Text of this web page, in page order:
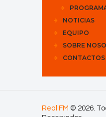
NOTICIAS
EQUIPO
SOBRE
CONTACTOS
Real FM © 2026.